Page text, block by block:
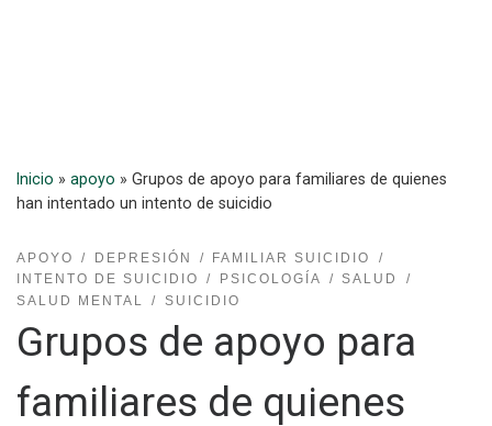
Inicio » apoyo » Grupos de apoyo para familiares de quienes
han intentado un intento de suicidio
APOYO DEPRESIÓN
FAMILIAR SUICIDIO
INTENTO DE SUICIDIO
PSICOLOGÍA
SALUD
SALUD MENTAL
SUICIDIO
Grupos de apoyo para
familiares de quienes